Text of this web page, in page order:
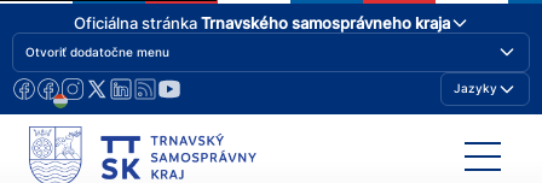
Oficiálna stránkaTrnavského samosprávneho kraja
Otvoriť dodatočne menu
Jazyky